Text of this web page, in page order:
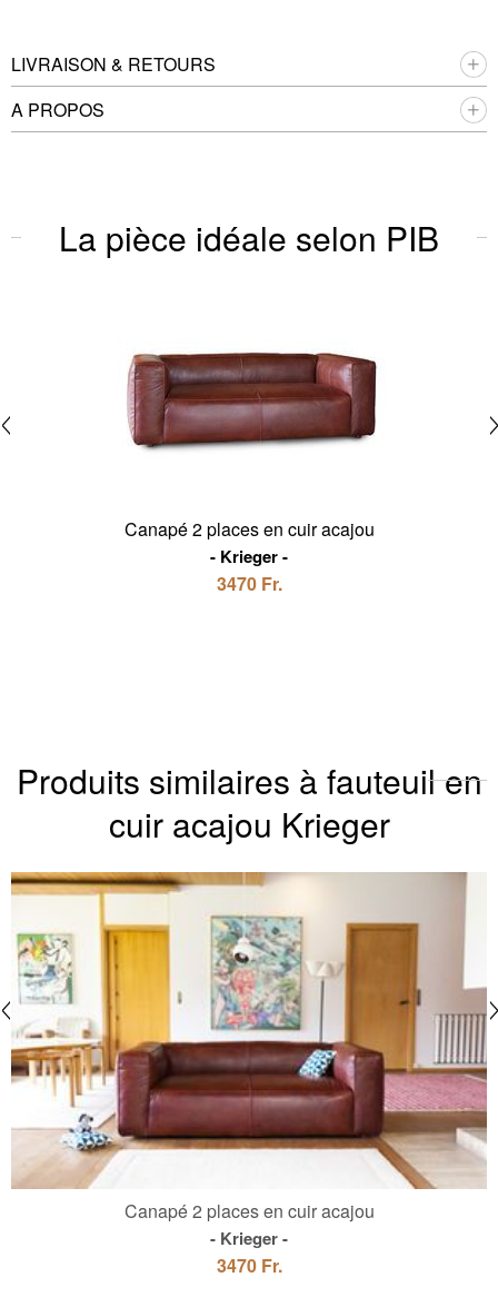
LIVRAISON & RETOURS
A PROPOS
La pièce idéale selon PIB
Canapé 2 places en cuir acajou
Krieger
3470 Fr.
Produits similaires à fauteuil en
cuir acajou Krieger
Canapé 2 places en cuir acajou
Krieger
3470 Fr.